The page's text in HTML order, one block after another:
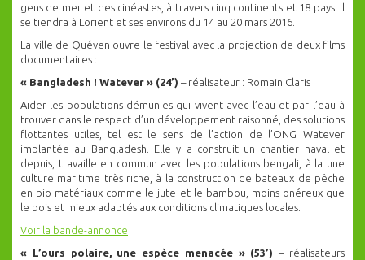
gens de mer et des cinéastes, à travers cinq continents et 18 pays. Il
se tiendra à Lorient et ses environs du 14 au 20 mars 2016.
La ville de Quéven ouvre le festival avec la projection de deux films
documentaires :
« Bangladesh ! Watever » (24’) – réalisateur : Romain Claris
Aider les populations démunies qui vivent avec l’eau et par l’eau à
trouver dans le respect d’un développement raisonné, des solutions
flottantes utiles, tel est le sens de l’action de l’ONG Watever
implantée au Bangladesh. Elle y a construit un chantier naval et
depuis, travaille en commun avec les populations bengali, à la une
culture maritime très riche, à la construction de bateaux de pêche
en bio matériaux comme le jute et le bambou, moins onéreux que
le bois et mieux adaptés aux conditions climatiques locales.
Voir la bande-annonce
« L’ours polaire, une espèce menacée » (53’) – réalisateurs